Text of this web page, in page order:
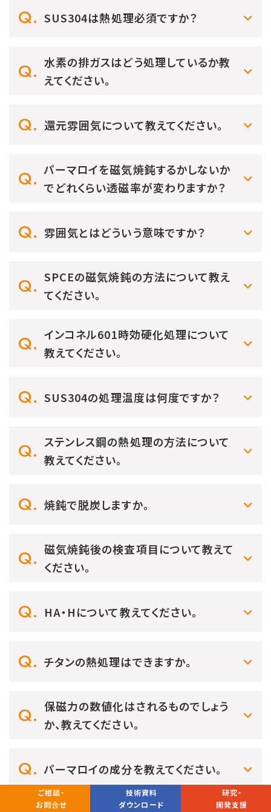
SUS304は熱処理必須ですか？
水素の排ガスはどう処理しているか教
えてください。
還元雰囲気について教えてください。
パーマロイを磁気焼鈍するかしないか
でどれくらい透磁率が変わりますか？
雰囲気とはどういう意味ですか？
SPCEの磁気焼鈍の方法について教え
てください。
インコネル601時効硬化処理について
教えてください。
SUS304の処理温度は何度ですか？
ステンレス鋼の熱処理の方法について
教えてください。
焼鈍で脱炭しますか。
磁気焼鈍後の検査項目について教えて
ください。
HA・Hについて教えてください。
チタンの熱処理はできますか。
保磁力の数値化はされるものでしょう
か、教えてください。
パーマロイの成分を教えてください。
ご相談・
お問合せ
技術資料
ダウンロード
研究・
開発支援